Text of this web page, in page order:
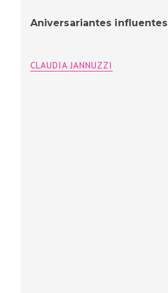
Aniversariantes influentes
CLAUDIA JANNUZZI